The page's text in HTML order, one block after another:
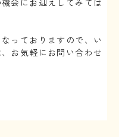
っておりますので、い
お気軽にお問い合わせ